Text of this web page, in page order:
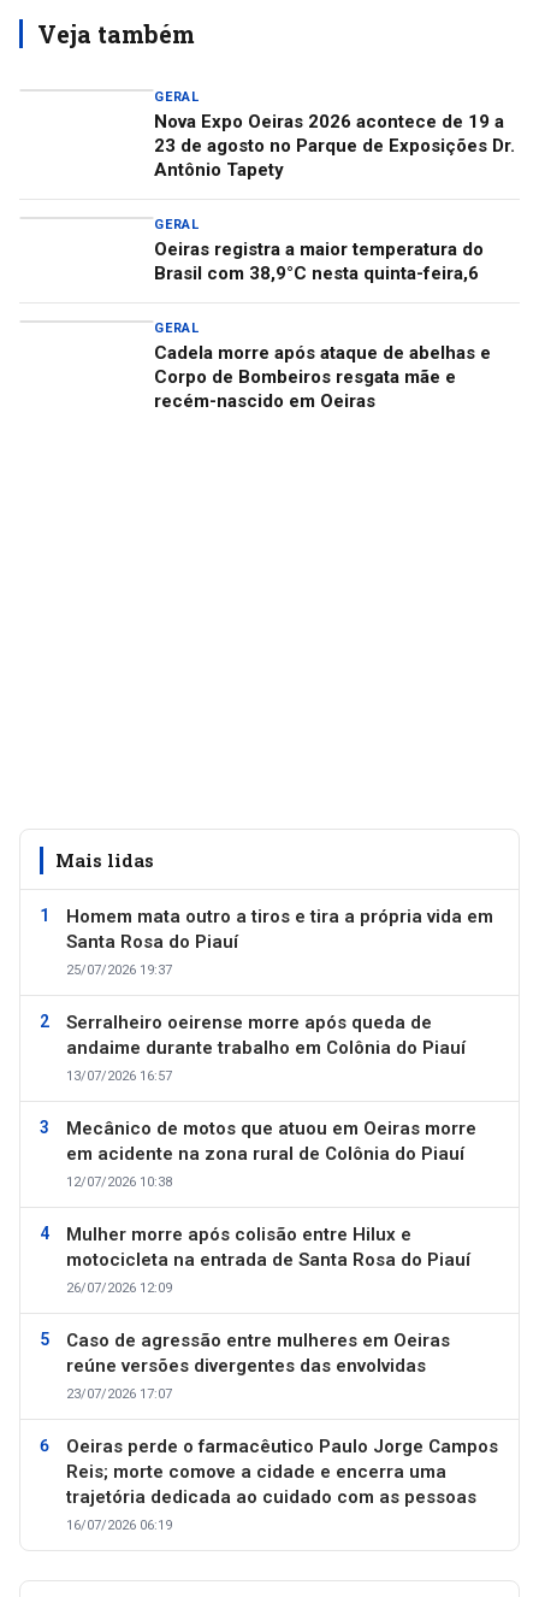
Veja também
GERAL
Nova Expo Oeiras 2026 acontece de 19 a
23 de agosto no Parque de Exposições Dr.
Antônio Tapety
GERAL
Oeiras registra a maior temperatura do
Brasil com 38,9°C nesta quinta-feira,6
GERAL
Cadela morre após ataque de abelhas e
Corpo de Bombeiros resgata mãe e
recém-nascido em Oeiras
Mais lidas
Homem mata outro a tiros e tira a própria vida em
Santa Rosa do Piauí
25/07/2026 19:37
Serralheiro oeirense morre após queda de
andaime durante trabalho em Colônia do Piauí
13/07/2026 16:57
Mecânico de motos que atuou em Oeiras morre
em acidente na zona rural de Colônia do Piauí
12/07/2026 10:38
Mulher morre após colisão entre Hilux e
motocicleta na entrada de Santa Rosa do Piauí
26/07/2026 12:09
Caso de agressão entre mulheres em Oeiras
reúne versões divergentes das envolvidas
23/07/2026 17:07
Oeiras perde o farmacêutico Paulo Jorge Campos
Reis; morte comove a cidade e encerra uma
trajetória dedicada ao cuidado com as pessoas
16/07/2026 06:19